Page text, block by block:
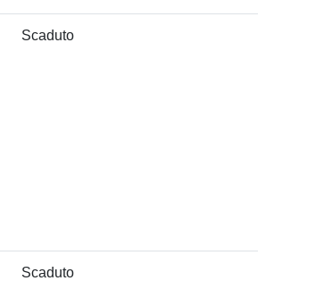
Scaduto
Scaduto